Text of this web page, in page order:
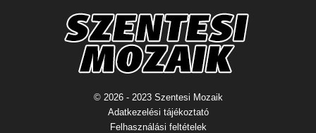
© 2026 - 2023 Szentesi Mozaik
Adatkezelési tájékoztató
Felhasználási feltételek